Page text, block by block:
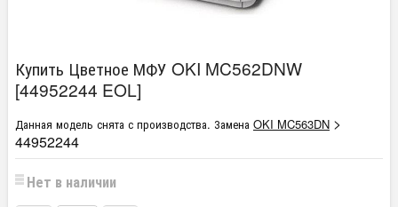
Купить Цветное МФУ OKI MC562DNW
[44952244 EOL]
Данная модель снята с производства. Замена OKI MC563DN >
44952244
Нет в наличии